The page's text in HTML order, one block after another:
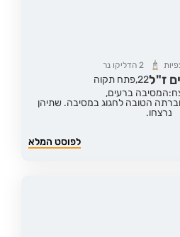
2הדליקו נר
ז"ל22,פתח תקוה
ברעים,
הטובה לחגוג במסיבה. שתיהן
נרצחו.
לפוסט המלא